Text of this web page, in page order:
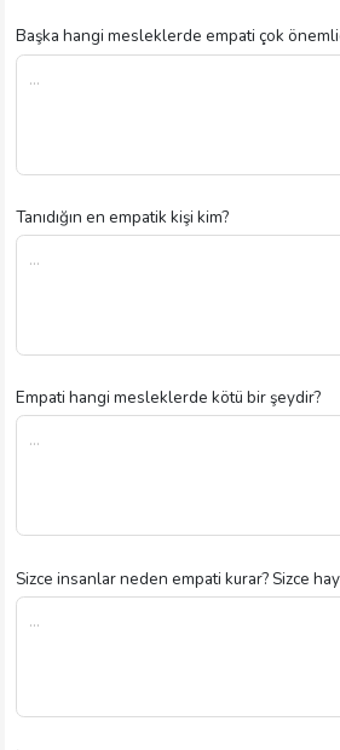
Başka hangi mesleklerde empati çok
Tanıdığın en empatik kişi kim?
Empati hangi mesleklerde kötü bir şeydir?
Sizce insanlar neden empati kurar? Sizce